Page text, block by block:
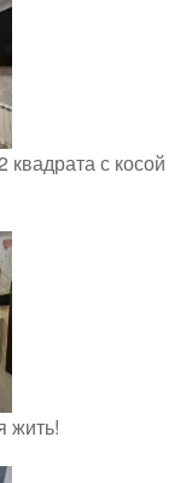
с косой
жить!